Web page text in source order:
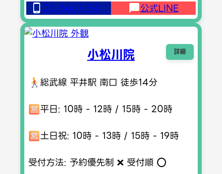
03-5667-5411
公式LINE
詳細
小松川院
総武線 平井駅 南口 徒歩14分
平日: 10時 - 12時 / 15時 - 20時
土日祝: 10時 - 13時 / 15時 - 19時
受付方法: 予約優先制 ❌ 受付順 ⭕️